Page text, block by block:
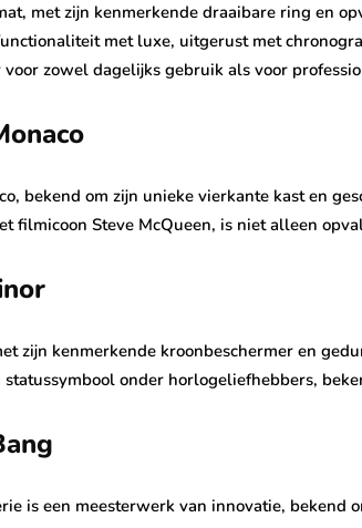
met zijn kenmerkende draaibare ring en
met luxe, uitgerust met
zowel dagelijks gebruik als voor
bekend om zijn unieke vierkante kast en
filmicoon Steve McQueen, is niet alleen
zijn kenmerkende kroonbeschermer en
statussymbool onder horlogeliefhebbers,
is een meesterwerk van innovatie,